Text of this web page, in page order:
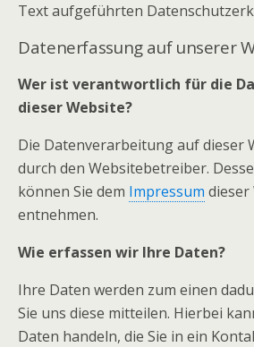
Text aufgeführten
Datenerfassung auf unserer
Wer ist verantwortlich für die
dieser Website?
Die Datenverarbeitung auf dieser
durch den Websitebetreiber.
können Sie dem Impressum dieser
entnehmen.
Wie erfassen wir Ihre Daten?
Ihre Daten werden zum einen
Sie uns diese mitteilen. Hierbei
Daten handeln, die Sie in ein